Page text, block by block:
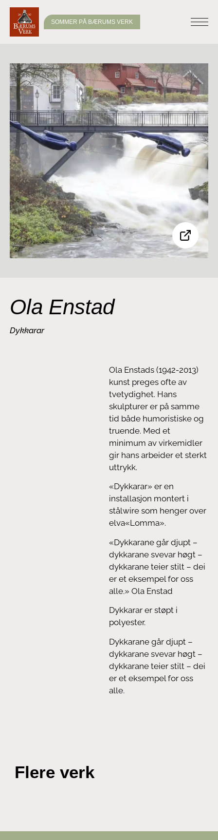
SOMMER PÅ BÆRUMS VERK
Ola Enstad
Dykkarar
Ola Enstads (1942-2013)
kunst preges ofte av
tvetydighet. Hans
skulpturer er på samme
tid både humoristiske og
truende. Med et
minimum av virkemidler
gir hans arbeider et sterkt
uttrykk.
«Dykkarar» er en
installasjon montert i
stålwire som henger over
elva«Lomma».
«Dykkarane går djupt –
dykkarane svevar høgt –
dykkarane teier stilt – dei
er et eksempel for oss
alle.» Ola Enstad
Dykkarar er støpt i
polyester.
Dykkarane går djupt –
dykkarane svevar høgt –
dykkarane teier stilt – dei
er et eksempel for oss
alle.
Flere verk